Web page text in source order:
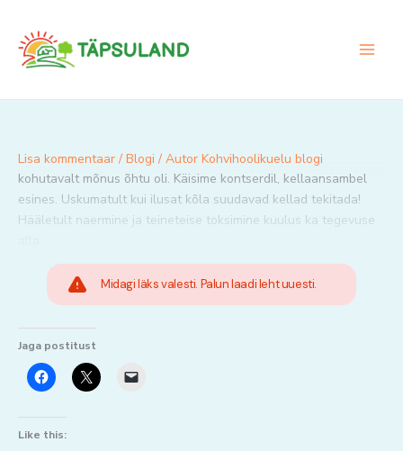
content
Lisa kommentaar / Blogi / Autor Kohvihoolikuelu blogi
kohutavalt mõnus õhtu oli. Käisime kontserdil, kellaansambel
esines. Uskumatult kui ilusat kõla suudavad kellad tekitada!
Hääletult naermine ja teineteise toksimine kuulus ka tegevuse
Midagi läks valesti. Palun laadi leht uuesti.
Jaga postitust
Like this: